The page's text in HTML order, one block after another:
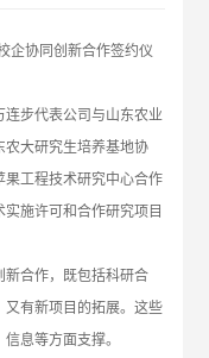
协同创新合作签约仪
步代表公司与山东农业
大研究生培养基地协
工程技术研究中心合作
施许可和合作研究项目
合作，既包括科研合
有新项目的拓展。这些
息等方面支撑。